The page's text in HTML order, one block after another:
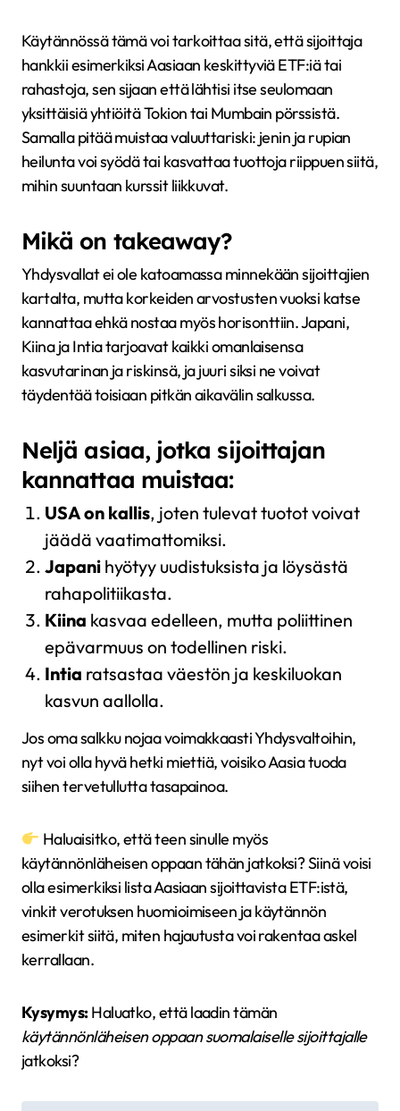
Käytännössä tämä voi tarkoittaa sitä, että sijoittaja
hankkii esimerkiksi Aasiaan keskittyviä ETF:iä tai
rahastoja, sen sijaan että lähtisi itse seulomaan
yksittäisiä yhtiöitä Tokion tai Mumbain pörssistä.
Samalla pitää muistaa valuuttariski: jenin ja rupian
heilunta voi syödä tai kasvattaa tuottoja riippuen siitä,
mihin suuntaan kurssit liikkuvat.
Mikä on takeaway?
Yhdysvallat ei ole katoamassa minnekään sijoittajien
kartalta, mutta korkeiden arvostusten vuoksi katse
kannattaa ehkä nostaa myös horisonttiin. Japani,
Kiina ja Intia tarjoavat kaikki omanlaisensa
kasvutarinan ja riskinsä, ja juuri siksi ne voivat
täydentää toisiaan pitkän aikavälin salkussa.
Neljä asiaa, jotka sijoittajan
kannattaa muistaa:
USA on kallis, joten tulevat tuotot voivat
jäädä vaatimattomiksi.
Japanihyötyy uudistuksista ja löysästä
rahapolitiikasta.
Kiina kasvaa edelleen, mutta poliittinen
epävarmuus on todellinen riski.
Intia ratsastaa väestön ja keskiluokan
kasvun aallolla.
Jos oma salkku nojaa voimakkaasti Yhdysvaltoihin,
nyt voi olla hyvä hetki miettiä, voisiko Aasia tuoda
siihen tervetullutta tasapainoa.
Haluaisitko, että teen sinulle myös
käytännönläheisen oppaan tähän jatkoksi? Siinä voisi
olla esimerkiksi lista Aasiaan sijoittavista ETF:istä,
vinkit verotuksen huomioimiseen ja käytännön
esimerkit siitä, miten hajautusta voi rakentaa askel
kerrallaan.
Kysymys:Haluatko, että laadin tämän
käytännönläheisen oppaan suomalaiselle sijoittajalle
jatkoksi?